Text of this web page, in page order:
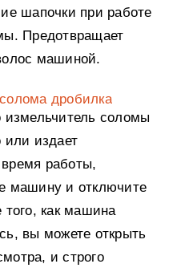
шапочки при работе
Предотвращает
машиной.
измельчитель соломы
или издает
работы,
машину и отключите
того, как машина
вы можете открыть
и строго